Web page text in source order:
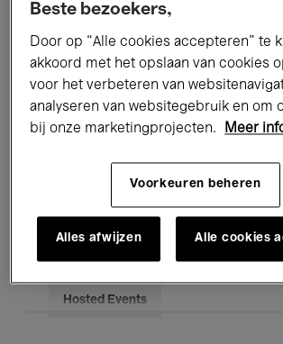
Performances Lezingen &
Jazz Klassieke Muziek
Voor iedereen Kids’ Palace
Onderwijs Rondleidingen
Hosted Events
Beste bezoekers,
Door op “Alle cookies accepteren” te
akkoord met het opslaan van cookies
voor het verbeteren van
analyseren van websitegebruik en om
bij onze marketingprojecten.
Meer
Voorkeuren beheren
Alles afwijzen Alle cookies